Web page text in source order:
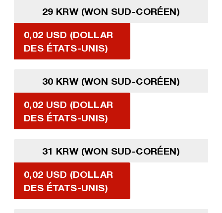
29 KRW (WON SUD-CORÉEN)
0,02 USD (DOLLAR
DES ÉTATS-UNIS)
30 KRW (WON SUD-CORÉEN)
0,02 USD (DOLLAR
DES ÉTATS-UNIS)
31 KRW (WON SUD-CORÉEN)
0,02 USD (DOLLAR
DES ÉTATS-UNIS)